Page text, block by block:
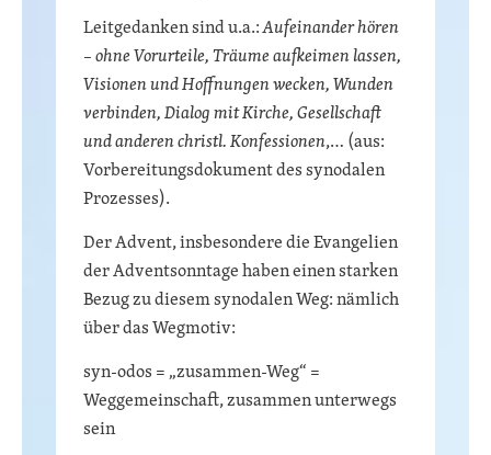
Leitgedanken sind u.a.:Aufeinander hören
– ohne Vorurteile, Träume aufkeimen lassen,
Visionen und Hoffnungen wecken, Wunden
verbinden, Dialog mit Kirche, Gesellschaft
und anderen christl. Konfessionen,… (aus:
Vorbereitungsdokument des synodalen
Prozesses).
Der Advent, insbesondere die Evangelien
der Adventsonntage haben einen starken
Bezug zu diesem synodalen Weg: nämlich
über das Wegmotiv:
syn-odos = „zusammen-Weg“ =
Weggemeinschaft, zusammen unterwegs
sein